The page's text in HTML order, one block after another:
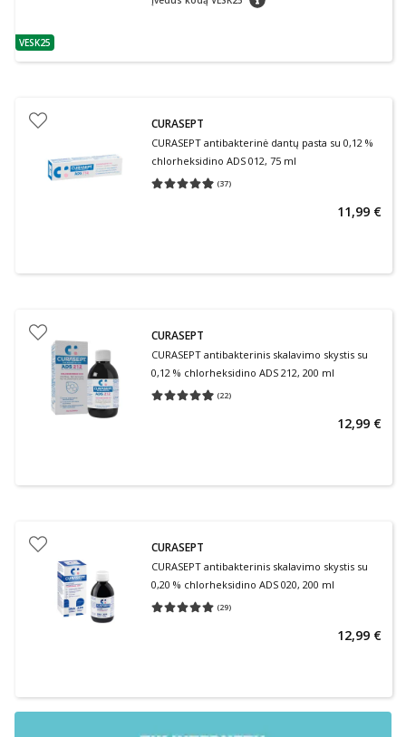
patarimas
VESK25
CURASEPT
CURASEPT antibakterinė dantų pasta su 0,12 %
chlorheksidino ADS 012, 75 ml
(37)
Vidutinis įvertinimas 4.97
11,99 €
CURASEPT
CURASEPT antibakterinis skalavimo skystis su
0,12 % chlorheksidino ADS 212, 200 ml
(22)
Vidutinis įvertinimas 4.95
12,99 €
CURASEPT
CURASEPT antibakterinis skalavimo skystis su
0,20 % chlorheksidino ADS 020, 200 ml
(29)
Vidutinis įvertinimas 5.00
12,99 €